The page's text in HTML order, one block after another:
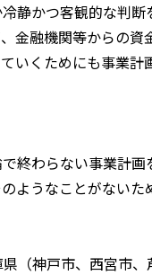
静かつ客観的な判
金融機関等からの
いくためにも事業
終わらない事業計
ようなことがない
（神戸市、西宮市